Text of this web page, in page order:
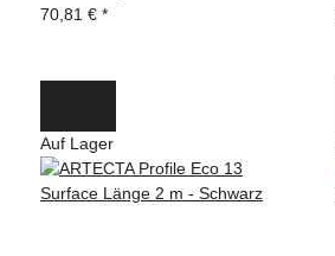
70,81 € *
Auf Lager